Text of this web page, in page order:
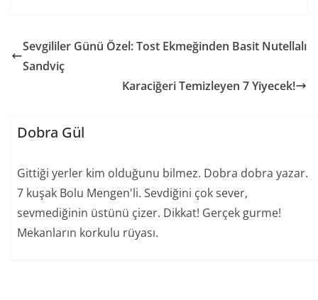
Sevgililer Günü Özel: Tost Ekmeğinden Basit Nutellalı
Sandviç
Karaciğeri Temizleyen 7 Yiyecek!
Dobra Gül
Gittiği yerler kim olduğunu bilmez. Dobra dobra yazar.
7 kuşak Bolu Mengen'li. Sevdiğini çok sever,
sevmediğinin üstünü çizer. Dikkat! Gerçek gurme!
Mekanların korkulu rüyası.